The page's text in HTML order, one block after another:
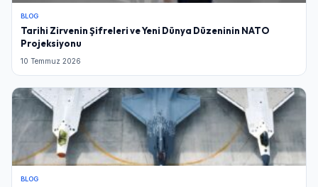
BLOG
Tarihi Zirvenin Şifreleri ve Yeni Dünya Düzeninin NATO
Projeksiyonu
10 Temmuz 2026
BLOG